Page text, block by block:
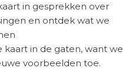
in gesprekken over
en ontdek wat we
in de gaten, want we
voorbeelden toe.